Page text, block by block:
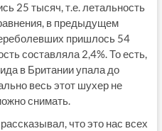
25 тысяч, т.е. летальность
в предыдущем
пришлось 54
составляла 2,4%. То есть,
в Британии упала до
весь этот шухер не
снимать.
что это нас всех